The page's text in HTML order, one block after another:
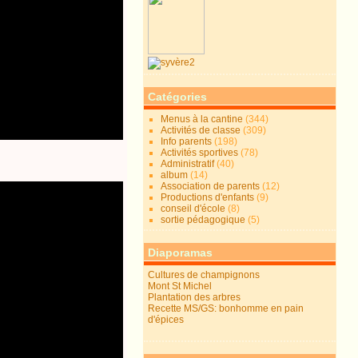
Catégories
Menus à la cantine (344)
Activités de classe (309)
Info parents (198)
Activités sportives (78)
Administratif(40)
album (14)
Association de parents (12)
Productions d'enfants (9)
conseil d'école (8)
sortie pédagogique (5)
Diaporamas
Cultures de champignons
Mont St Michel
Plantation des arbres
Recette MS/GS: bonhomme en pain
d'épices